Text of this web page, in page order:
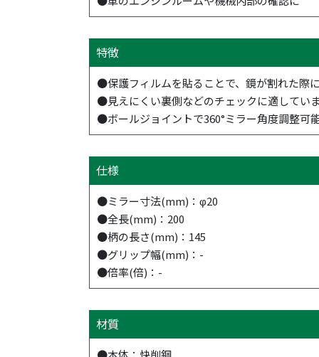
特徴
●保護フィルムを貼ることで、鏡が割れた際
●見えにくい裏側などのチェックに適してい
●ボールジョイントで360°ミラー角度調整可
仕様
●ミラー寸法(mm)：φ20
●全長(mm)：200
●柄の長さ(mm)：145
●グリップ幅(mm)：-
●倍率(倍)：-
材質